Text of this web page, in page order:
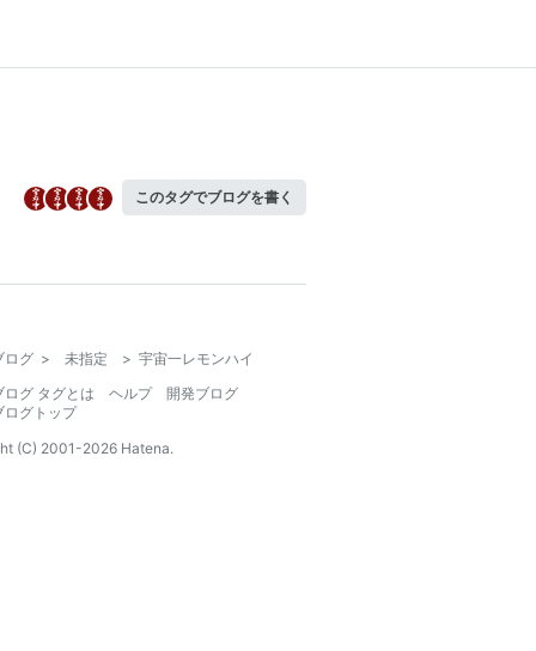
このタグでブログを書く
ログ > 未指定 > 宇宙一レモンハイ
ログ タグとは
ヘルプ
開発ブログ
ログトップ
(C) 2001-2026 Hatena.